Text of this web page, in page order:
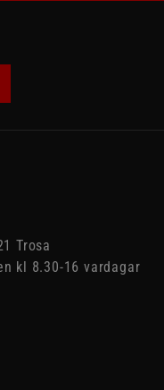
Trosa
kl 8.30-16 vardagar